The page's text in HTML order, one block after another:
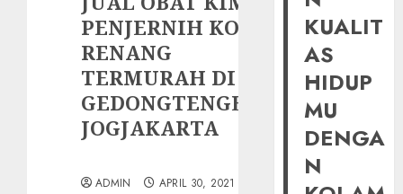
PENJERNIH KOLAM
RENANG
TERMURAH DI
GEDONGTENGEN
JOGJAKARTA
ADMIN APRIL 30, 2021
KUALIT
AS
HIDUP
MU
DENGA
N